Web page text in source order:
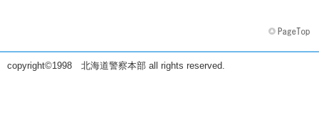
copyright©1998 北海道警察本部 all rights reserved.